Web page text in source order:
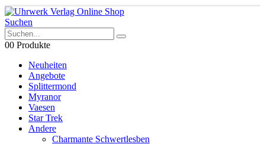
Suchen
00 Produkte
Neuheiten
Angebote
Splittermond
Myranor
Vaesen
Star Trek
Andere
Charmante Schwertlesben